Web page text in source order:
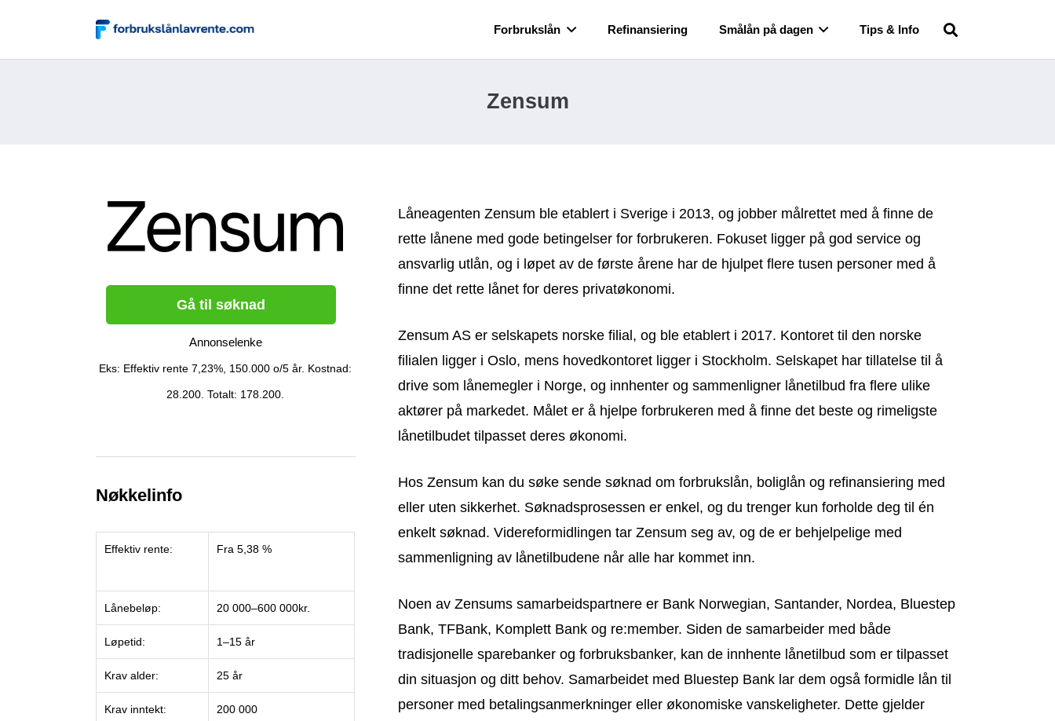
Forbrukslån Refinansiering Smålån på dagen Tips & Info
Zensum
Gå til søknad
Annonselenke
Eks: Effektiv rente 7,23%, 150.000 o/5 år. Kostnad:
28.200. Totalt: 178.200.
Nøkkelinfo
Effektiv rente: Fra 5,38 %
Lånebeløp: 20 000–600 000kr.
Løpetid: 1–15 år
Krav alder: 25 år
Krav inntekt: 200 000
Låneagenten Zensum ble etablert i Sverige i 2013, og jobber målrettet med å finne de
rette lånene med gode betingelser for forbrukeren. Fokuset ligger på god service og
ansvarlig utlån, og i løpet av de første årene har de hjulpet flere tusen personer med å
finne det rette lånet for deres privatøkonomi.
Zensum AS er selskapets norske filial, og ble etablert i 2017. Kontoret til den norske
filialen ligger i Oslo, mens hovedkontoret ligger i Stockholm. Selskapet har tillatelse til å
drive som lånemegler i Norge, og innhenter og sammenligner lånetilbud fra flere ulike
aktører på markedet. Målet er å hjelpe forbrukeren med å finne det beste og rimeligste
lånetilbudet tilpasset deres økonomi.
Hos Zensum kan du søke sende søknad om forbrukslån, boliglån og refinansiering med
eller uten sikkerhet. Søknadsprosessen er enkel, og du trenger kun forholde deg til én
enkelt søknad. Videreformidlingen tar Zensum seg av, og de er behjelpelige med
sammenligning av lånetilbudene når alle har kommet inn.
Noen av Zensums samarbeidspartnere er Bank Norwegian, Santander, Nordea, Bluestep
Bank, TFBank, Komplett Bank og re:member. Siden de samarbeider med både
tradisjonelle sparebanker og forbruksbanker, kan de innhente lånetilbud som er tilpasset
din situasjon og ditt behov. Samarbeidet med Bluestep Bank lar dem også formidle lån til
personer med betalingsanmerkninger eller økonomiske vanskeligheter. Dette gjelder